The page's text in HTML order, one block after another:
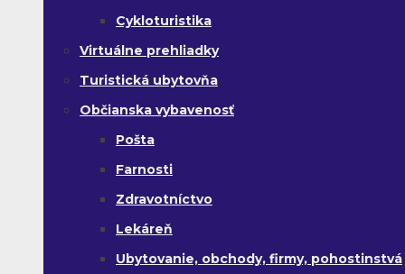
Cykloturistika
Virtuálne prehliadky
Turistická ubytovňa
Občianska vybavenosť
Pošta
Farnosti
Zdravotníctvo
Lekáreň
Ubytovanie, obchody, firmy, pohostinstvá